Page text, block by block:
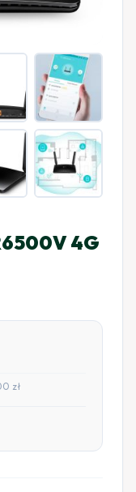
4G
zł